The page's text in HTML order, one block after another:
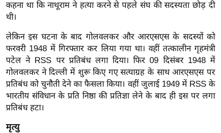
र्ल्ड
न्यू
ज
ब्री
फ
म
नो
रं
ज
न
कहना था कि नाथूराम ने हत्या करने से पहले संघ की सदस्यता छोड़ दी
थी।
लेकिन इस घटना के बाद गोलवलकर और आरएसएस के सदस्यों को
फरवरी 1948 में गिरफ्तार कर लिया गया था। वहीं तत्कालीन गृहमंत्री
पटेल ने RSS पर प्रतिबंध लगा दिया। फिर 09 दिसंबर 1948 में
गोलवलकर ने दिल्ली में शुरू किए गए सत्याग्रह के साथ आरएसएस पर
प्रतिबंध को चुनौती देने का फैसला किया। वहीं जुलाई 1949 में RSS के
भारतीय संविधान के प्रति निष्ठा की प्रतिज्ञा लेने के बाद ही इस पर लगा
प्रतिबंध हटा।
मृत्यु